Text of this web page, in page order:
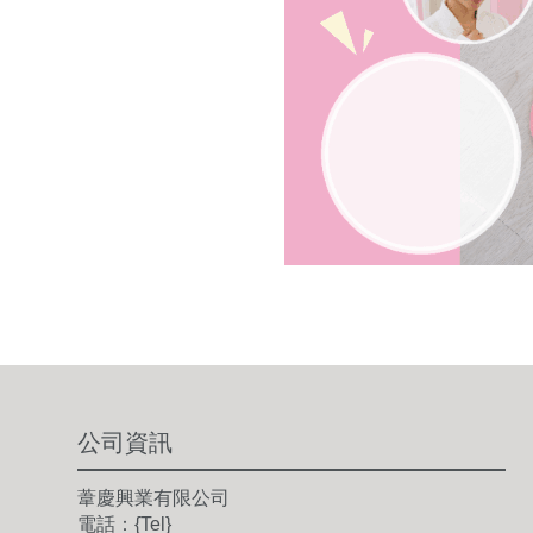
公司資訊
葦慶興業有限公司
電話：{Tel}